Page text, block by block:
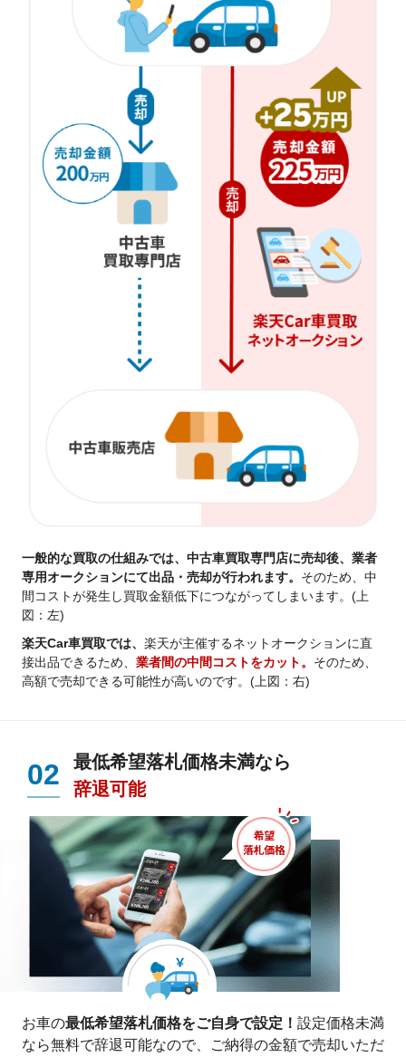
一般的な買取の仕組みでは、中古車買取専門店に売却後、業者
専用オークションにて出品・売却が行われます。 そのため、中
間コストが発生し買取金額低下につながってしまいます。(上
図：左)
楽天Car車買取では、 楽天が主催するネットオークションに直
接出品できるため、 業者間の中間コストをカット。 そのため、
高額で売却できる可能性が高いのです。(上図：右)
02
最低希望落札価格未満なら
辞退可能
お車の最低希望落札価格をご自身で設定！ 設定価格未満
なら無料で辞退可能なので、ご納得の金額で売却いただ